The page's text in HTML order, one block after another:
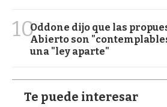
10Oddone dijo que las
Abierto son
una "ley aparte"
Te puede interesar